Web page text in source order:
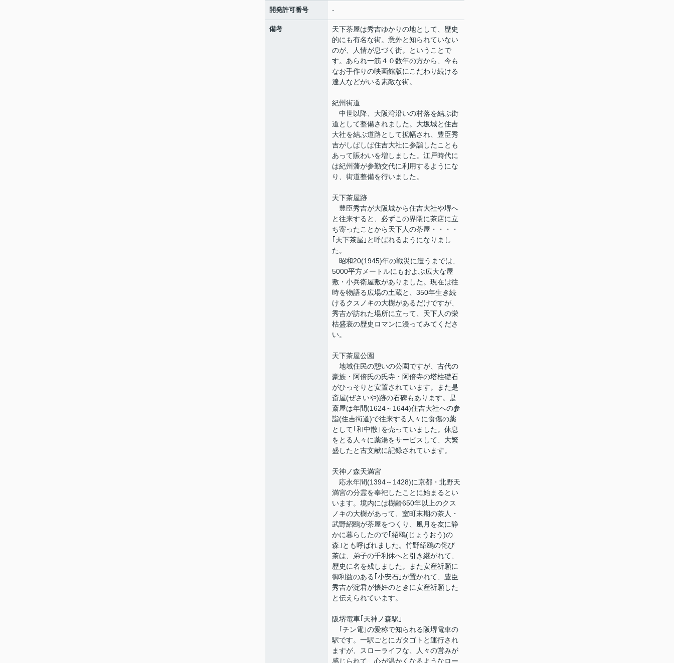
開発許可番号 -
備考
天下茶屋は秀吉ゆかりの地として、歴史
的にも有名な街。意外と知られていない
のが、人情が息づく街。ということで
す。あられ一筋４０数年の方から、今も
なお手作りの映画館版にこだわり続ける
達人などがいる素敵な街。
紀州街道
中世以降、大阪湾沿いの村落を結ぶ街
道として整備されました。大坂城と住吉
大社を結ぶ道路として拡幅され、豊臣秀
吉がしばしば住吉大社に参詣したことも
あって賑わいを増しました。江戸時代に
は紀州藩が参勤交代に利用するようにな
り、街道整備を行いました。
天下茶屋跡
豊臣秀吉が大阪城から住吉大社や堺へ
と往来すると、必ずこの界隈に茶店に立
ち寄ったことから天下人の茶屋・・・・
｢天下茶屋｣と呼ばれるようになりまし
た。
昭和20(1945)年の戦災に遭うまでは、
5000平方メートルにもおよぶ広大な屋
敷・小兵衛屋敷がありました。現在は往
時を物語る広場の土蔵と、350年生き続
けるクスノキの大樹があるだけですが、
秀吉が訪れた場所に立って、天下人の栄
枯盛衰の歴史ロマンに浸ってみてくださ
い。
天下茶屋公園
地域住民の憩いの公園ですが、古代の
豪族・阿倍氏の氏寺・阿倍寺の塔柱礎石
がひっそりと安置されています。また是
斎屋(ぜさいや)跡の石碑もあります。是
斎屋は年間(1624～1644)住吉大社への参
詣(住吉街道)で往来する人々に食傷の薬
として｢和中散｣を売っていました。休息
をとる人々に薬湯をサービスして、大繁
盛したと古文献に記録されています。
天神ノ森天満宮
応永年間(1394～1428)に京都・北野天
満宮の分霊を奉祀したことに始まるとい
います。境内には樹齢650年以上のクス
ノキの大樹があって、室町末期の茶人・
武野紹鴎が茶屋をつくり、風月を友に静
かに暮らしたので｢紹鴎(じょうおう)の
森｣とも呼ばれました。竹野紹鴎の侘び
茶は、弟子の千利休へと引き継がれて、
歴史に名を残しました。また安産祈願に
御利益のある｢小安石｣が置かれて、豊臣
秀吉が淀君が懐妊のときに安産祈願した
と伝えられています。
阪堺電車｢天神ノ森駅｣
｢チン電｣の愛称で知られる阪堺電車の
駅です。一駅ごとにガタゴトと運行され
ますが、スローライフな、人々の営みが
感じられて、心が温かくなるようなロー